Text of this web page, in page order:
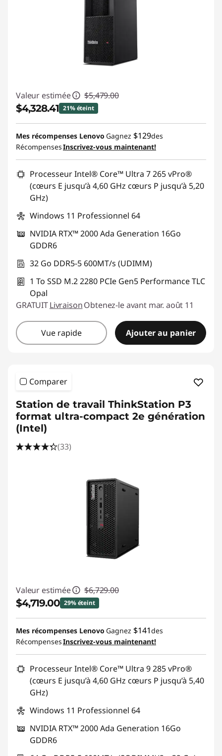
Valeur estimée $5,479.00
$4,328.41 21% éteint
Économies instantanées :-$1,150.59
Promo price: Max 5 units per order
Mes récompenses Lenovo Gagnez $129des
RécompensesInscrivez-vous maintenant!
Processeur Intel® Core™ Ultra 7 265 vPro®
(cœurs E jusqu’à 4,60 GHz cœurs P jusqu’à 5,20
GHz)
Windows 11 Professionnel 64
NVIDIA RTX™ 2000 Ada Generation 16Go
GDDR6
32 Go DDR5-5 600MT/s (UDIMM)
1 To SSD M.2 2280 PCIe Gen5 Performance TLC
Opal
GRATUITLivraisonObtenez-le avant mar. août 11
Vue rapide Ajouter au panier
Comparer
Station de travail ThinkStation P3
format ultra-compact 2e génération
(Intel)
(33)
Valeur estimée $6,729.00
$4,719.00 29% éteint
Économies instantanées :-$2,010.00
Promo price: Max 5 units per order
Mes récompenses Lenovo Gagnez $141des
RécompensesInscrivez-vous maintenant!
Processeur Intel® Core™ Ultra 9 285 vPro®
(cœurs E jusqu’à 4,60 GHz cœurs P jusqu’à 5,40
GHz)
Windows 11 Professionnel 64
NVIDIA RTX™ 2000 Ada Generation 16Go
GDDR6